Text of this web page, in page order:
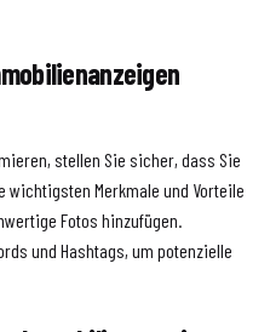
stellen Sie sicher, dass Sie
Merkmale und Vorteile
Fotos hinzufügen.
und Hashtags, um potenzielle